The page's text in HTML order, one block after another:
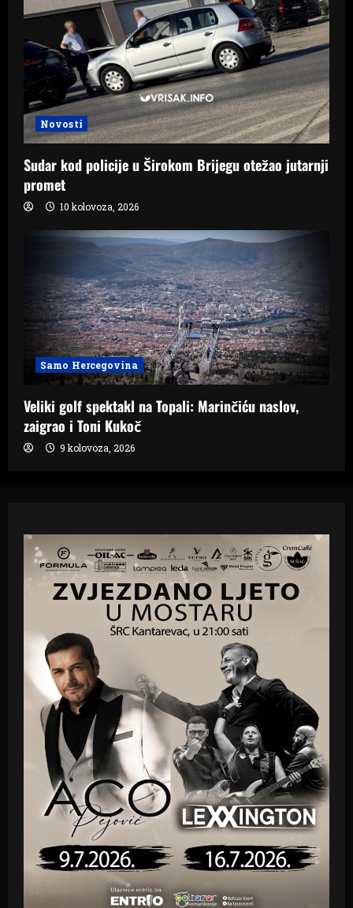
Novosti
Sudar kod policije u Širokom Brijegu otežao jutarnji
promet
10 kolovoza, 2026
Samo Hercegovina
Veliki golf spektakl na Topali: Marinčiću naslov,
zaigrao i Toni Kukoč
9 kolovoza, 2026